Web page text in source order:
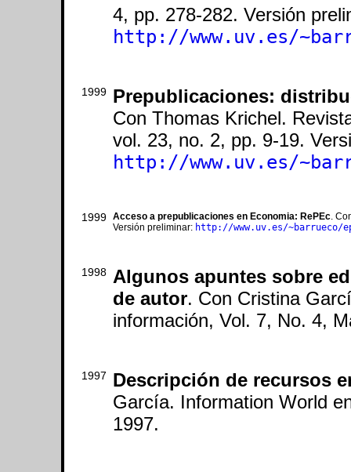
4, pp. 278-282. Versión
http://www.uv.es/
1999 Prepublicaciones:
Con Thomas Krichel.
vol. 23, no. 2, pp. 9-19.
http://www.uv.es/
1999 Acceso a prepublicaciones en Economia: RePEc.
Versión preliminar: http://www.uv.es/~barrueco/
1998 Algunos apuntes sobre
de autor. Con Cristina
información, Vol. 7, No. 4,
1997
Descripción de recursos
García. Information World
1997.